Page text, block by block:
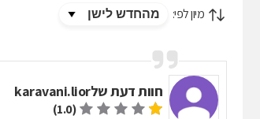
מיון לפי:
חוות דעת שלkaravani.lior
(1.0)